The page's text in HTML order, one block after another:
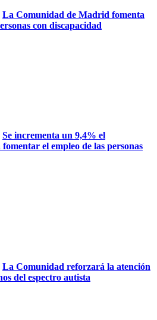
La Comunidad de Madrid fomenta
con discapacidad
Se incrementa un 9,4% el
el empleo de las personas
La Comunidad reforzará la atención
del espectro autista